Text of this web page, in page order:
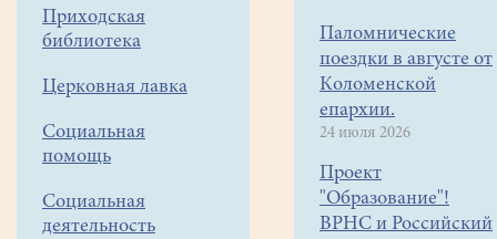
Приходская
библиотека
Церковная лавка
Социальная
помощь
Социальная
деятельность
Паломнические
поездки в августе от
Коломенской
епархии.
24 июля 2026
Проект
"Образование"!
ВРНС и Российский